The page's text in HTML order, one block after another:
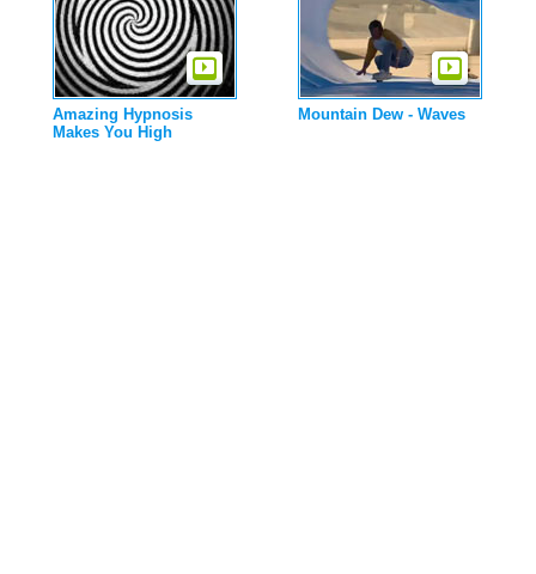
Amazing Hypnosis
Makes You High
Mountain Dew - Waves